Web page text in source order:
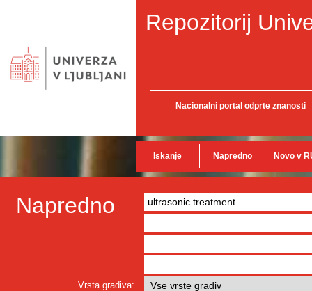
Repozitorij
Nacionalni portal odprte znanosti
Iskanje Napredno Novo v
Napredno
Vrsta gradiva: